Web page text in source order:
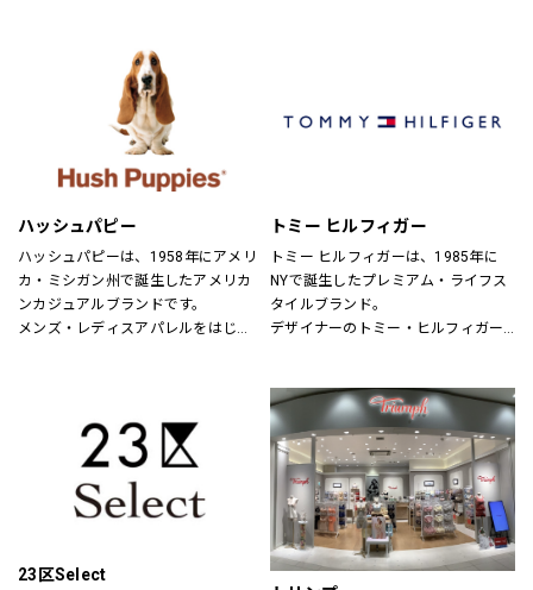
（CottonHouse Aya）、バスコ
ィウミ（MidiUmi）、エトレリー
（etre relie）、ノンブルアンペール
（NOMBRE IMPAIR）、フィルデフェ
ール（FIL DE FER）、秋霞堂（シュ
ウカドウ）、アントゲージ
（BLANC basque）、カーキ
（KHA:KI）、ケレン（KELEN）、ラ
プレ（RaPPELER）、ルシェルドハ
リス(le ciel deHARRISS)、トランジ
ットパーサッチ(TRANSIT PAR-
SUCH)、スタンプアンドダイアリー
(STAMP AND DIARY)、ユティリテ
(Utilite)、インディマーク
(INDIMARK)、イェン(YENN)、シニヨ
ハッシュパピー
ハッシュパピーは、1958年にアメリ
カ・ミシガン州で誕生したアメリカ
ンカジュアルブランドです。
メンズ・レディスアパレルをはじ
催！皆様のご来店を心よりお待ちし
ております！
トミー ヒルフィガー
トミー ヒルフィガーは、1985年に
NYで誕生したプレミアム・ライフス
タイルブランド。
デザイナーのトミー・ヒルフィガー
にモダンなツイストを加えた、遊び
心と上品さが特徴です。
23区Select